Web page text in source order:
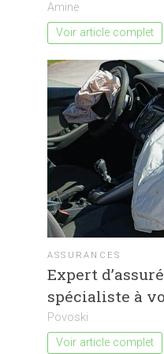
Amine
Voir article complet
ASSURANCES
Expert
spécialiste à
Povoski
Voir article complet